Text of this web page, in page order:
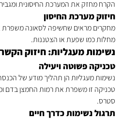
הקרח מחזק את המערכת החיסונית
חיזוק מערכת החיסון
מחקרים מראים שחשיפה לסאונה משפרת
מחלות כמו שפעת או הצטננות.
נשימות מעגליות: חיזוק
טכניקה פשוטה ויעילה
נשימות מעגליות הן תהליך מודע של
טכניקה זו משפרת את רמות החמצן בדם
סטרס.
תרגול נשימות כדרך חיים